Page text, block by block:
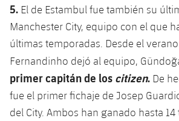
Clasificaciones
Resultados
Clasificaciones
Hockey Hierba Femenino
Actualidad
Plantilla
Agenda
Escuela de Patinaje
plusicon
más
Actualidad
Jugadores
Voleibol
plusicon
más
Noticias
Apúntate a las amateurs
plusicon
más
5. El de Estambul fue también su
Manchester City, equipo con el que
últimas temporadas. Desde el
Fernandinho dejó al equipo,
primer capitán de los citizen. De
fue el primer fichaje de Josep
del City. Ambos han ganado hasta